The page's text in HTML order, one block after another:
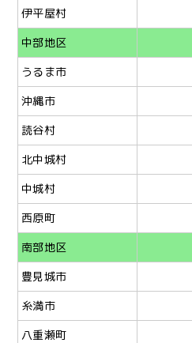
伊平屋村
中部地区
うるま市
沖縄市
読谷村
北中城村
中城村
西原町
南部地区
豊見城市
糸満市
八重瀬町